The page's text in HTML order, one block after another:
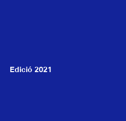
Edició 2021